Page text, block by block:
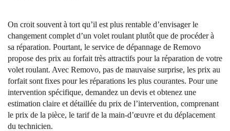
On croit souvent à tort qu’il est plus rentable d’envisager le
changement complet d’un volet roulant plutôt que de procéder à
sa réparation. Pourtant, le service de dépannage de Removo
propose des prix au forfait très attractifs pour la réparation de votre
volet roulant. Avec Removo, pas de mauvaise surprise, les prix au
forfait sont fixes pour les réparations les plus courantes. Pour une
intervention spécifique, demandez un devis et obtenez une
estimation claire et détaillée du prix de l’intervention, comprenant
le prix de la pièce, le tarif de la main-d’œuvre et du déplacement
du technicien.